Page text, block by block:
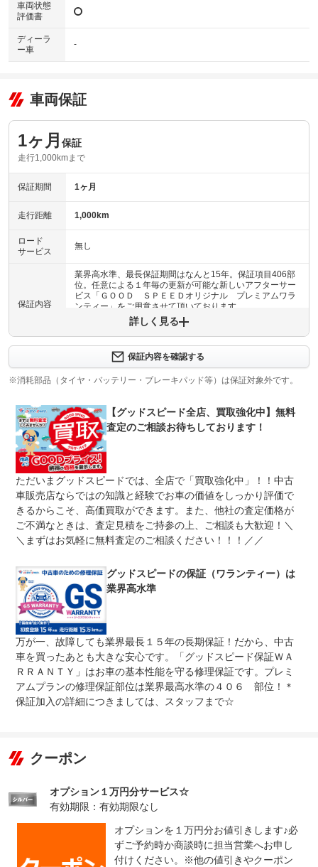
車両状態
評価書
ディーラ
ー車
-
車両保証
1ヶ月 保証
走行1,000kmまで
保証期間 1ヶ月
走行距離 1,000km
ロード
サービス
無し
保証内容
業界高水準、最長保証期間はなんと15年。保証項目406部
位。任意による１年毎の更新が可能な新しいアフターサー
ビス「ＧＯＯＤ ＳＰＥＥＤオリジナル プレミアムワラ
ンティー」をご用意させて頂いております。
上限金額 -
免責金 無し
保証修理
受付先
-
法定整備
整備付 法定12ヶ月または法定24ヶ月点検整備付
※車検なし・車検整備付の場合は法定24ヶ月点検整備付
※商用車は6ヶ月または12ヶ月点検整備付
法定整備
安心の認証工場完備。国家資格整備士常駐、積載車もござ
詳しく見る
保証内容を確認する
※消耗部品（タイヤ・バッテリー・ブレーキパッド等）は保証対象外です。
【グッドスピード全店、買取強化中】無料
査定のご相談お待ちしております！
ただいまグッドスピードでは、全店で「買取強化中」！！中古
車販売店ならではの知識と経験でお車の価値をしっかり評価で
きるからこそ、高価買取ができます。また、他社の査定価格が
ご不満なときは、査定見積をご持参の上、ご相談も大歓迎！＼
＼まずはお気軽に無料査定のご相談ください！！！／／
グッドスピードの保証（ワランティー）は
業界高水準
万が一、故障しても業界最長１５年の長期保証！だから、中古
車を買ったあとも大きな安心です。「グッドスピード保証ＷＡ
ＲＲＡＮＴＹ」はお車の基本性能を守る修理保証です。プレミ
アムプランの修理保証部位は業界最高水準の４０６ 部位！＊
保証加入の詳細につきましては、スタッフまで☆
クーポン
オプション１万円分サービス☆
有効期限：有効期限なし
オプションを１万円分お値引きします♪必
ずご予約時か商談時に担当営業へお申し
付けください。※他の値引きやクーポン